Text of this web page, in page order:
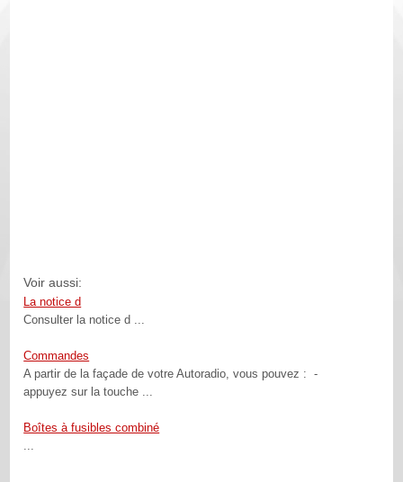
Voir aussi:
La notice d
Consulter la notice d ...
Commandes
A partir de la façade de votre Autoradio, vous pouvez : -
appuyez sur la touche ...
Boîtes à fusibles combiné
...